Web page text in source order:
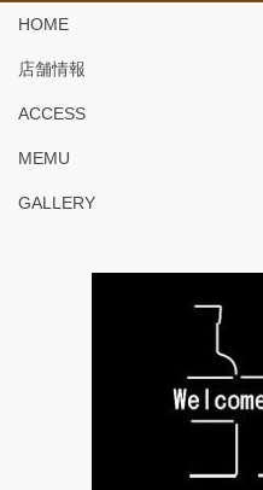
HOME
店舗情報
ACCESS
MEMU
GALLERY